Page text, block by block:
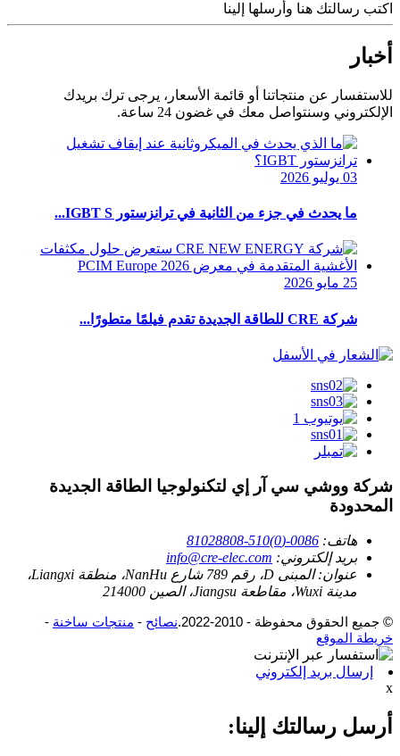
اكتب رسالتك هنا وأرسلها إلينا
أخبار
للاستفسار عن منتجاتنا أو قائمة الأسعار، يرجى ترك بريدك
الإلكتروني وسنتواصل معك في غضون 24 ساعة.
03 يوليو 2026
ما يحدث في جزء من الثانية في ترانزستور IGBT S...
25 مايو 2026
شركة CRE للطاقة الجديدة تقدم فيلمًا متطورًا...
شركة ووشي سي آر إي لتكنولوجيا الطاقة الجديدة
المحدودة
هاتف: 0086-(0)510-81028808
بريد إلكتروني: info@cre-elec.com
عنوان:
المبنى D، رقم 789 شارع NanHu، منطقة Liangxi،
مدينة Wuxi، مقاطعة Jiangsu، الصين 214000
© جميع الحقوق محفوظة - 2010-2022.
نصائح - منتجات ساخنة -
خريطة الموقع
إرسال بريد إلكتروني
x
أرسل رسالتك إلينا: